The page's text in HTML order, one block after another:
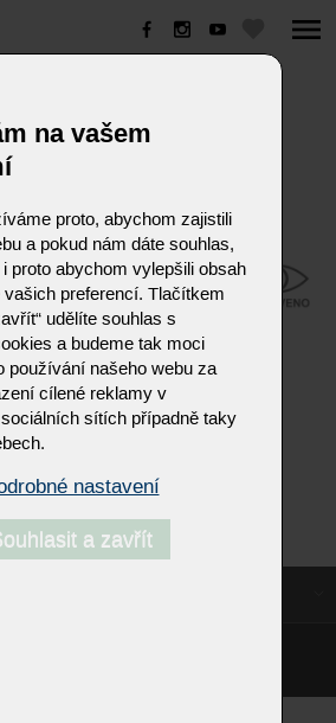
na vašem
proto, abychom zajistili
a pokud nám dáte souhlas,
proto abychom vylepšili obsah
preferencí. Tlačítkem
udělíte souhlas s
a budeme tak moci
používání našeho webu za
cílené reklamy v
sítích případně taky
nastavení
a zavřít